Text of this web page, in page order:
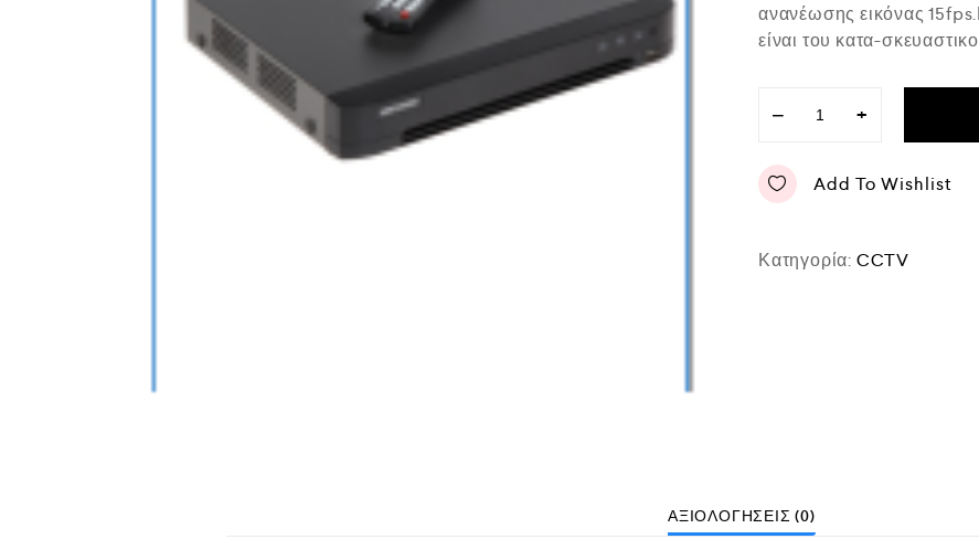
α
π
ανανέωσης εικόνας
είναι του κατα-
− +
Add To Wishlist
Κατηγορία: CCTV
ΑΞΙΟΛΟΓΉΣΕΙΣ (0)